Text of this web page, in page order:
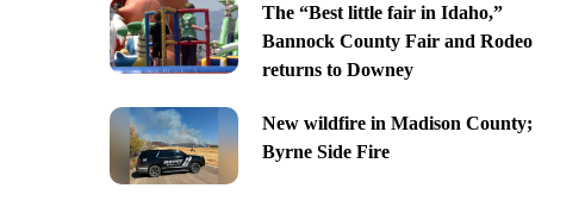
The “Best little fair in Idaho,”
Bannock County Fair and Rodeo
returns to Downey
New wildfire in Madison County;
Byrne Side Fire